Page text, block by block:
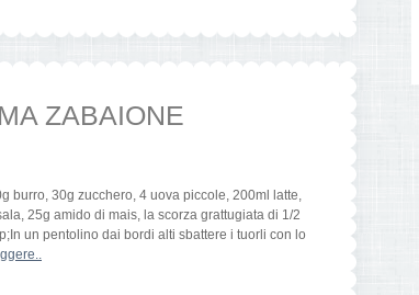
ZABAIONE
burro, 30g zucchero, 4 uova piccole, 200ml latte,
25g amido di mais, la scorza grattugiata di 1/2
un pentolino dai bordi alti sbattere i tuorli con lo